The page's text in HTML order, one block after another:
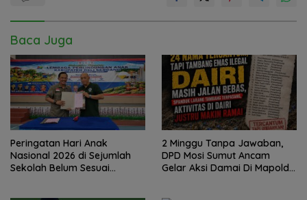
Baca Juga
Peringatan Hari Anak
Nasional 2026 di Sejumlah
Sekolah Belum Sesuai
2 Minggu Tanpa Jawaban,
DPD Mosi Sumut Ancam
Gelar Aksi Damai Di Mapolda